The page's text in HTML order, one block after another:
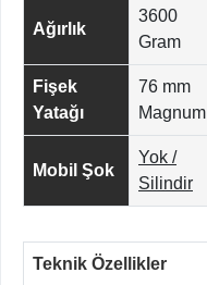
Ağırlık
3600
Gram
Fişek
Yatağı
76 mm
Magnum
Mobil Şok
Yok /
Silindir
Teknik Özellikler